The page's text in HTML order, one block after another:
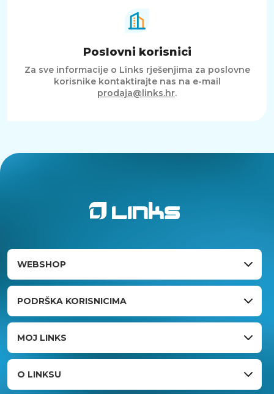
Poslovni korisnici
Za sve informacije o Links rješenjima za poslovne
korisnike kontaktirajte nas na e-mail
prodaja@links.hr.
WEBSHOP
PODRŠKA KORISNICIMA
MOJ LINKS
O LINKSU